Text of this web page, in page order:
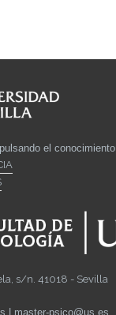
el conocimiento.
s/n. 41018 - Sevilla
| master-psico@us.es